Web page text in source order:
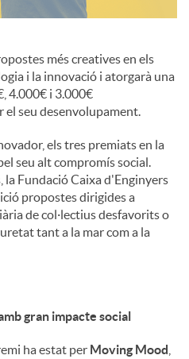
més creatives en els
i la innovació i atorgarà una
4.000€ i 3.000€
seu desenvolupament.
els tres premiats en la
seu alt compromís social.
Fundació Caixa d'Enginyers
propostes dirigides a
de col·lectius desfavorits o
tant a la mar com a la
gran impacte social
ha estat per Moving Mood